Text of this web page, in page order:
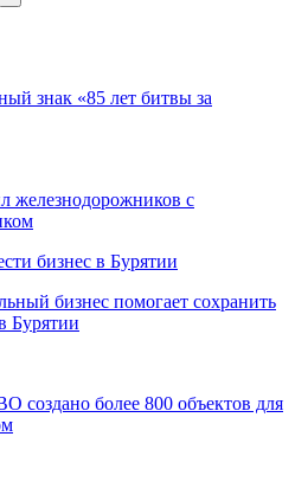
знак «85 лет битвы за
железнодорожников с
бизнес в Бурятии
бизнес помогает сохранить
Бурятии
создано более 800 объектов для